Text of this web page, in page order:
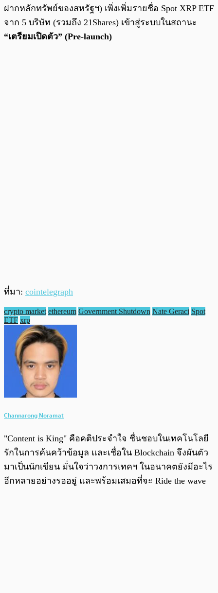
ฝากหลักทรัพย์ของสหรัฐฯ) เพิ่งเพิ่มรายชื่อ Spot XRP ETF
จาก 5 บริษัท (รวมถึง 21Shares) เข้าสู่ระบบในสถานะ
“เตรียมเปิดตัว” (Pre-launch)
ที่มา: cointelegraph
crypto market ethereum Government Shutdown Nate Geraci Spot
ETF xrp
Channarong Noramat
"Content is King" คือคติประจำใจ ชื่นชอบในเทคโนโลยี
รักในการค้นคว้าข้อมูล และเชื่อใน Blockchain จึงผันตัว
มาเป็นนักเขียน มั่นใจว่าวงการเทคฯ ในอนาคตยังมีอะไร
อีกหลายอย่างรออยู่ และพร้อมเสมอที่จะ Ride the wave